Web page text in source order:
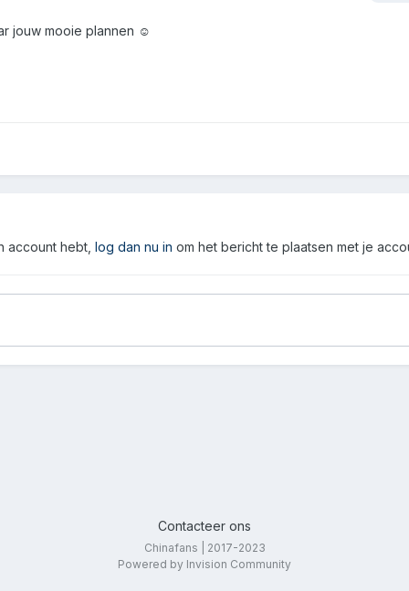
jouw mooie plannen ☺
account hebt, log dan nu in om het bericht te plaatsen met je
Contacteer ons
Chinafans | 2017-2023
Powered by Invision Community